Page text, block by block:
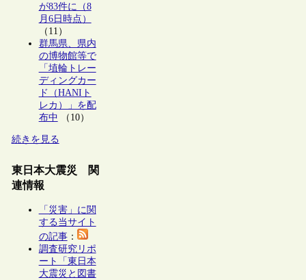
が83件に（8
月6日時点）
（11）
群馬県、県内
の博物館等で
「埴輪トレー
ディングカー
ド（HANIト
レカ）」を配
布中 （10）
続きを見る
東日本大震災 関
連情報
「災害」に関
する当サイト
の記事：
調査研究リポ
ート「東日本
大震災と図書